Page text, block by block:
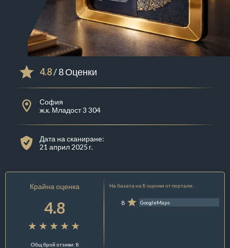
4.8/ 8 Оценки
София
ж.к. Младост 3 304
Дата на сканиране:
21 април 2025 г.
Крайна оценка
4.8
Общ брой отзиви: 8
На базата на 8 оценки от портали:
8 GoogleMaps